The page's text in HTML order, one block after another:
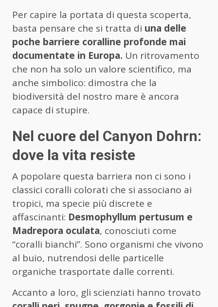
Per capire la portata di questa scoperta,
basta pensare che si tratta di una delle
poche barriere coralline profonde mai
documentate in Europa. Un ritrovamento
che non ha solo un valore scientifico, ma
anche simbolico: dimostra che la
biodiversità del nostro mare è ancora
capace di stupire.
Nel cuore del Canyon Dohrn:
dove la vita resiste
A popolare questa barriera non ci sono i
classici coralli colorati che si associano ai
tropici, ma specie più discrete e
affascinanti: Desmophyllum pertusum e
Madrepora oculata, conosciuti come
“coralli bianchi”. Sono organismi che vivono
al buio, nutrendosi delle particelle
organiche trasportate dalle correnti.
Accanto a loro, gli scienziati hanno trovato